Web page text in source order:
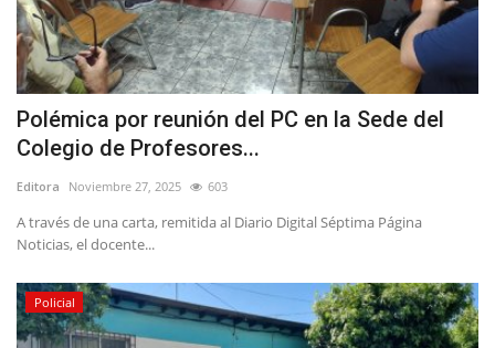
Deporte
Política
Espectáculos
Polémica por reunión del PC en la Sede del
Colegio de Profesores...
Editora Noviembre 27, 2025 603
A través de una carta, remitida al Diario Digital Séptima Página
Noticias, el docente...
Policial